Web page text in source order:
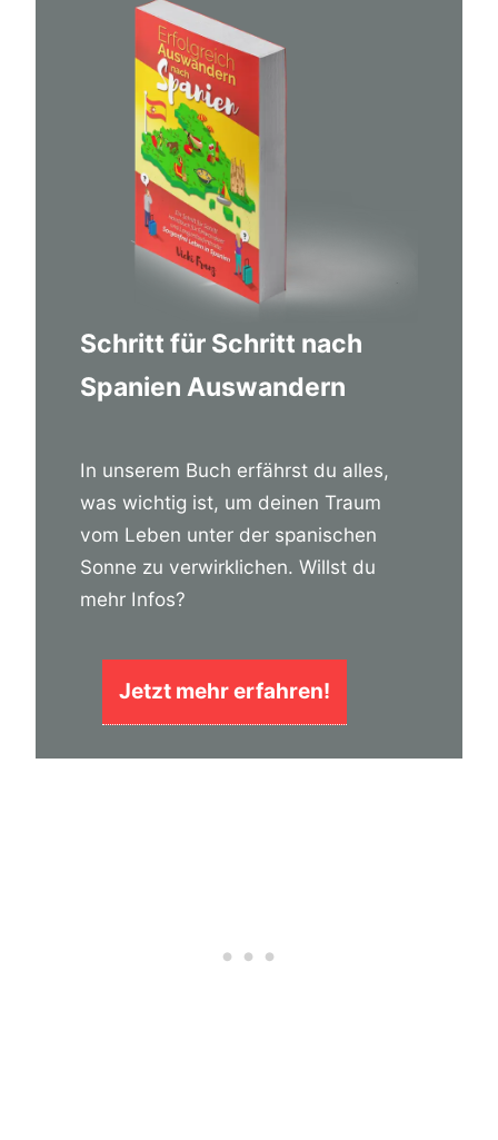
Schritt für Schritt nach
Spanien Auswandern
In unserem Buch erfährst du alles,
was wichtig ist, um deinen Traum
vom Leben unter der spanischen
Sonne zu verwirklichen. Willst du
mehr Infos?
Jetzt mehr erfahren!